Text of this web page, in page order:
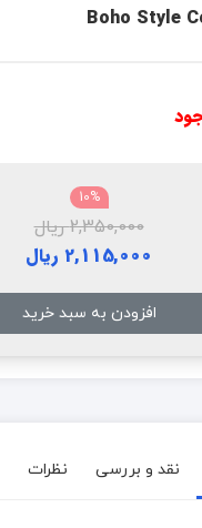
Boho Style
10%
2,350,000 ریال
2,115,000 ریال
افزودن به سبد خرید
نقد و بررسی نظرات